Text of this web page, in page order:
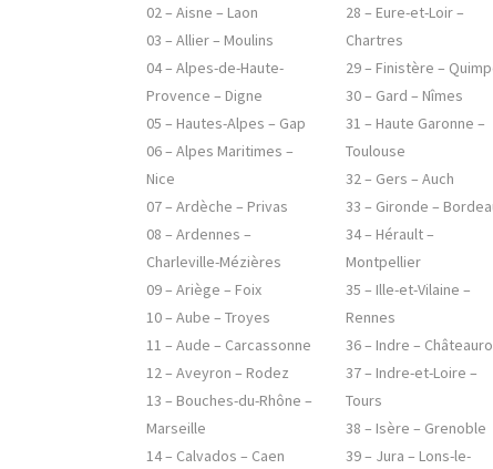
02 – Aisne – Laon
03 – Allier – Moulins
04 – Alpes-de-Haute-
Provence – Digne
05 – Hautes-Alpes – Gap
06 – Alpes Maritimes –
Nice
07 – Ardèche – Privas
08 – Ardennes –
Charleville-Mézières
09 – Ariège – Foix
10 – Aube – Troyes
11 – Aude – Carcassonne
12 – Aveyron – Rodez
13 – Bouches-du-Rhône –
Marseille
14 – Calvados – Caen
28 – Eure-et-Loir –
Chartres
29 – Finistère –
30 – Gard – Nîmes
31 – Haute Garonne –
Toulouse
32 – Gers – Auch
33 – Gironde –
34 – Hérault –
Montpellier
35 – Ille-et-Vilaine –
Rennes
36 – Indre –
37 – Indre-et-Loire –
Tours
38 – Isère – Grenoble
39 – Jura – Lons-le-